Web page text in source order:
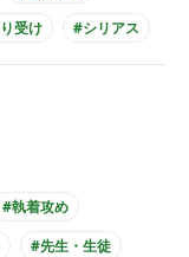
受け
#シリアス
#スーツ攻め
#執着攻め
#先生・生徒